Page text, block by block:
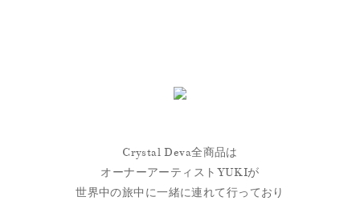
Crystal Deva全商品は
オーナーアーティストYUKIが
世界中の旅中に一緒に連れて行っており